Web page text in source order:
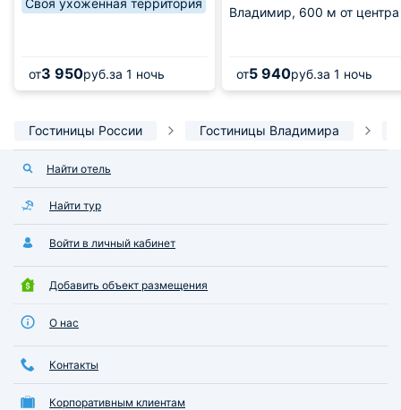
Своя ухоженная территория
от3 950руб.за 1 ночь
Владимир, 600 м от центра
от5 940руб.за 1 ночь
Гостиницы России Гостиницы Владимира
Найти отель
Найти тур
Войти в личный кабинет
Добавить объект размещения
О нас
Контакты
Корпоративным клиентам